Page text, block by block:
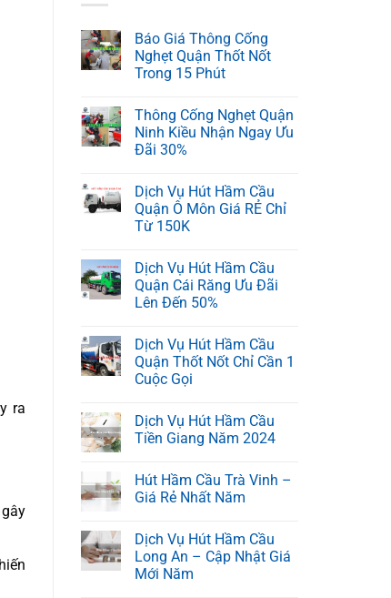
ra
Báo Giá Thông Cống
Nghẹt Quận Thốt Nốt
Trong 15 Phút
Thông Cống Nghẹt Quận
Ninh Kiều Nhận Ngay Ưu
Đãi 30%
Dịch Vụ Hút Hầm Cầu
Quận Ô Môn Giá RẺ Chỉ
Từ 150K
Dịch Vụ Hút Hầm Cầu
Quận Cái Răng Ưu Đãi
Lên Đến 50%
Dịch Vụ Hút Hầm Cầu
Quận Thốt Nốt Chỉ Cần 1
Cuộc Gọi
Dịch Vụ Hút Hầm Cầu
Tiền Giang Năm 2024
Hút Hầm Cầu Trà Vinh –
Giá Rẻ Nhất Năm
Dịch Vụ Hút Hầm Cầu
Long An – Cập Nhật Giá
Mới Năm